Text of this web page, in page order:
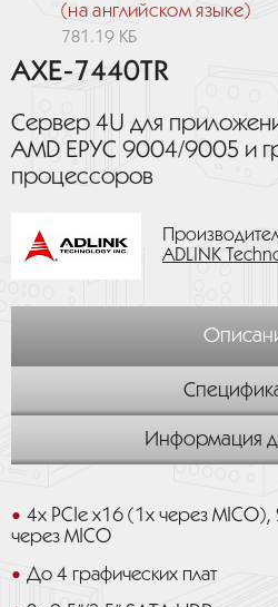
(на английском языке)
781.19 КБ
AXE-7440TR
Сервер 4U для
AMD EPYC 9004/9005 и
процессоров
ADLINK
Информация
4x PCIe x16 (1x через MICO),
через MICO
До 4 графических плат